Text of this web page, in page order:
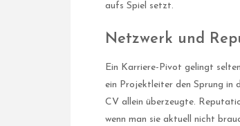
aufs Spiel setzt.
Netzwerk und
Ein Karriere-Pivot gelingt
ein Projektleiter den Sprung in
CV allein überzeugte.
wenn man sie aktuell nicht